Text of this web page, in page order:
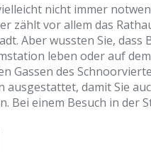
nicht immer
zählt vor allem das
Aber wussten Sie,
leben oder auf
Gassen des
damit Sie
Bei einem Besuch in der